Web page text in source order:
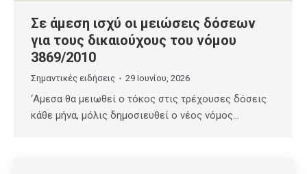
Σε άμεση ισχύ οι μειώσεις δόσεων
για τους δικαιούχους του νόμου
3869/2010
Σημαντικές ειδήσεις 29 Ιουνίου, 2026
‘Αμεσα θα μειωθεί ο τόκος στις τρέχουσες δόσεις
κάθε μήνα, μόλις δημοσιευθεί ο νέος νόμος…